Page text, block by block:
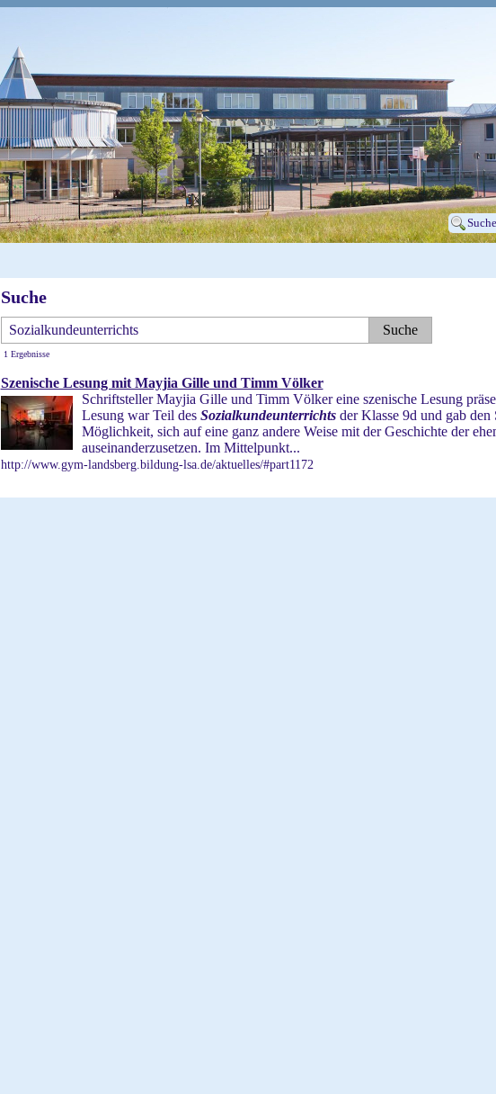
Suche
1 Ergebnisse
Szenische Lesung mit Mayjia Gille und Timm Völker
Schriftsteller Mayjia Gille und Timm Völker eine szenische Lesung
Lesung war Teil des Sozialkundeunterrichtsder Klasse 9d und gab den
Möglichkeit, sich auf eine ganz andere Weise mit der Geschichte der
auseinanderzusetzen. Im Mittelpunkt...
http://www.gym-landsberg.bildung-lsa.de/aktuelles/#part1172